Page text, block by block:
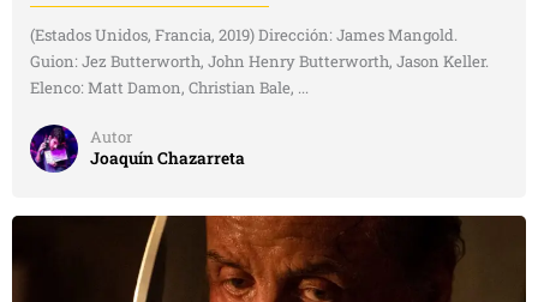
(Estados Unidos, Francia, 2019) Dirección: James Mangold.
Guion: Jez Butterworth, John Henry Butterworth, Jason Keller.
Elenco: Matt Damon, Christian Bale, ...
Autor
Joaquín Chazarreta